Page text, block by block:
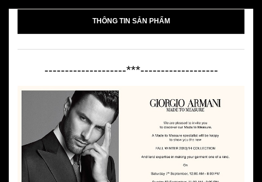
THÔNG TIN SẢN PHẨM
--------------------***-------------------